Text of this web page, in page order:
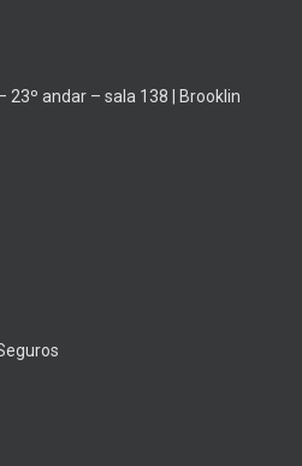
23º andar – sala 138 | Brooklin